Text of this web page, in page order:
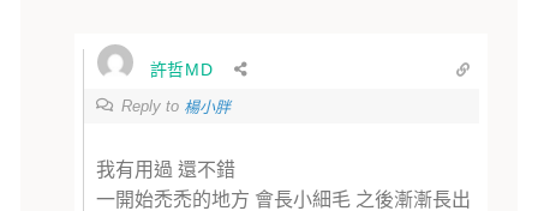
許哲MD
Reply to 楊小胖
我有用過 還不錯
一開始禿禿的地方 會長小細毛 之後漸漸長出